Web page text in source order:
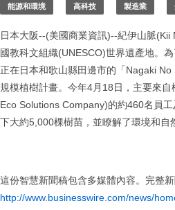
能源和環境 高科技 製造業
日本大阪--(美國商業資訊)--紀伊山脈
國教科文組織(UNESCO)世界遺產地。
正在日本和歌山縣田邊市的「Nagaki
規模植樹計畫。今年4月18日，主要來
Eco Solutions Company)的約460名員
下大約5,000棵樹苗，並瞭解了環境和自
這份智慧新聞稿包含多媒體內容。完整
http://www.businesswire.com/news/